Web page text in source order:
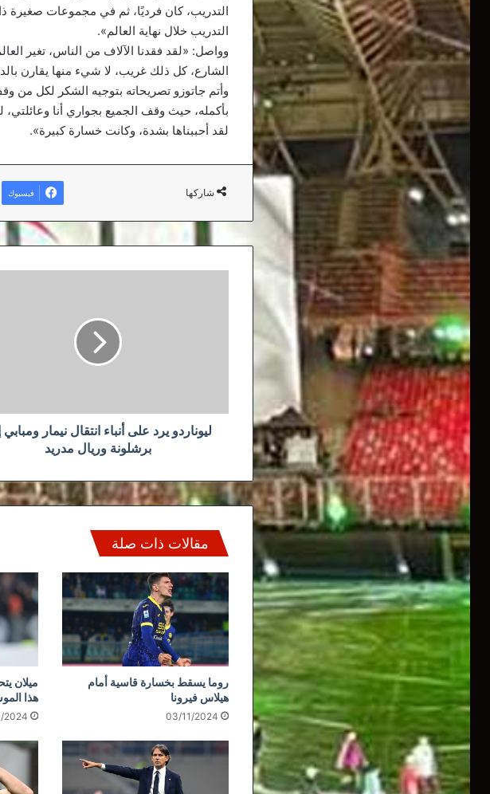
التدريب، كان فرديًا، ثم في مجموعات صغيرة
التدريب خلال نهاية العالم».
وواصل: «لقد فقدنا الآلاف من الناس، تغير
الشارع، كل ذلك غريب، لا شيء منها يقارن
وأتم جاتوزو تصريحاته بتوجيه الشكر لكل من
بأكمله، حيث وقف الجميع بجواري أنا
لقد أحببناها بشدة، وكانت خسارة كبيرة».
شاركها فيسبوك
برشلونة
وريالليوناردو يرد على أنباء انتقال نيمار
برشلونة وريال مدريد
مقالات ذات صلة
روما يسقط بخسارة قاسية أمام
هيلاس فيرونا
03/11/2024
ميلان
هذا
2024